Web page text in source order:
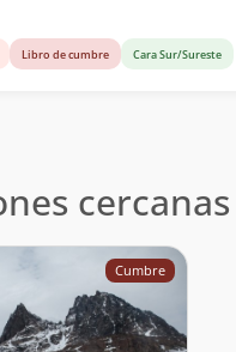
Libro de cumbre Cara Sur/Sureste
cercanas
Cumbre